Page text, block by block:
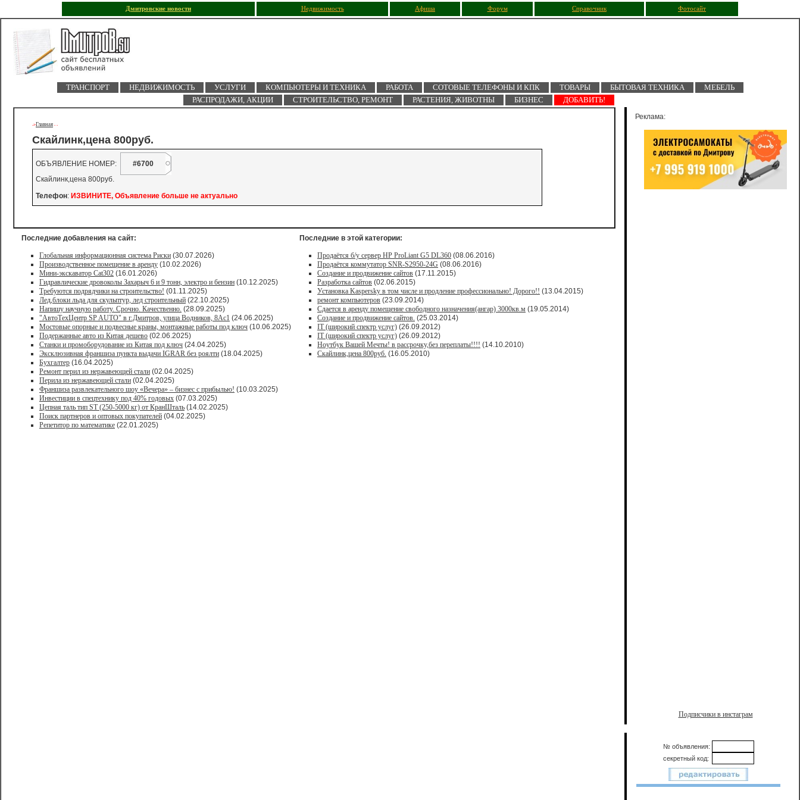
Дмитровские новости Недвижимость Афиша Форум Справочник Фотосайт
ТРАНСПОРТ НЕДВИЖИМОСТЬ УСЛУГИ КОМПЬЮТЕРЫ И ТЕХНИКА РАБОТА СОТОВЫЕ ТЕЛЕФОНЫ И КПК ТОВАРЫ БЫТОВАЯ ТЕХНИКА
МЕБЕЛЬ
РАСПРОДАЖИ, АКЦИИ
СТРОИТЕЛЬСТВО, РЕМОНТ РАСТЕНИЯ, ЖИВОТНЫ БИЗНЕС ДОБАВИТЬ!
->Главная - -
Скайлинк,цена 800руб.
ОБЪЯВЛЕНИЕ НОМЕР:
#6700
Скайлинк,цена 800руб.
Телефон: ИЗВИНИТЕ, Объявление больше не актуально
Последние добавления на сайт:
Глобальная информационная система Риски (30.07.2026)
Производственное помещение в аренду (10.02.2026)
Мини-экскаватор Cat302 (16.01.2026)
Гидравлические дровоколы Захарыч 6 и 9 тонн, электро и бензин (10.12.2025)
Требуются подрядчики на строительство! (01.11.2025)
Лед,блоки льда для скульптур, лед строительный (22.10.2025)
Напишу научную работу. Срочно. Качественно. (28.09.2025)
"АвтоТехЦентр SP AUTO" в г.Дмитров, улица Водников, 8Ас1 (24.06.2025)
Мостовые опорные и подвесные краны, монтажные работы под ключ (10.06.2025)
Подержанные авто из Китая дешево (02.06.2025)
Станки и промоборудование из Китая под ключ (24.04.2025)
Эксклюзивная франшиза пункта выдачи IGRAR без роялти (18.04.2025)
Бухгалтер (16.04.2025)
Ремонт перил из нержавеющей стали (02.04.2025)
Перила из нержавеющей стали (02.04.2025)
Франшиза развлекательного шоу «Вечера» – бизнес с прибылью! (10.03.2025)
Инвестиции в спецтехнику под 40% годовых (07.03.2025)
Цепная таль тип ST (250-5000 кг) от КранШталь (14.02.2025)
Поиск партнеров и оптовых покупателей (04.02.2025)
Репетитор по математике (22.01.2025)
Последние в этой категории:
Продаётся б/у сервер HP ProLiant G5 DL360 (08.06.2016)
Продаётся коммутатор SNR-S2950-24G (08.06.2016)
Создание и продвижение сайтов (17.11.2015)
Разработка сайтов (02.06.2015)
Установка Kaspersky в том числе и продление профессионально! Дорого!! (13.04.2015)
ремонт компьютеров (23.09.2014)
Сдается в аренду помещение свободного назначения(ангар) 3000кв.м (19.05.2014)
Создание и продвижение сайтов. (25.03.2014)
IT (широкий спектр услуг) (26.09.2012)
IT (широкий спектр услуг) (26.09.2012)
Ноутбук Вашей Мечты! в рассрочку,без переплаты!!!! (14.10.2010)
Скайлинк,цена 800руб. (16.05.2010)
Реклама:
Подписчики в инстаграм
№ объявления:
секретный код: